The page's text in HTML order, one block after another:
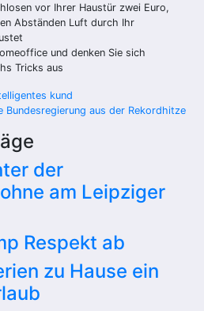
vor Ihrer Haustür zwei Euro,
Abständen Luft durch Ihr
und denken Sie sich
Tricks aus
kund
Bundesregierung aus der Rekordhitze
der
am Leipziger
Respekt ab
zu Hause ein